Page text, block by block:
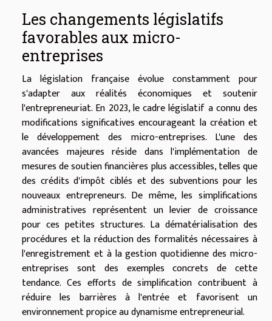
Les changements législatifs
favorables aux micro-
entreprises
La législation française évolue constamment pour
s'adapter aux réalités économiques et soutenir
l'entrepreneuriat. En 2023, le cadre législatif a connu des
modifications significatives encourageant la création et
le développement des micro-entreprises. L'une des
avancées majeures réside dans l'implémentation de
mesures de soutien financières plus accessibles, telles que
des crédits d'impôt ciblés et des subventions pour les
nouveaux entrepreneurs. De même, les simplifications
administratives représentent un levier de croissance
pour ces petites structures. La dématérialisation des
procédures et la réduction des formalités nécessaires à
l'enregistrement et à la gestion quotidienne des micro-
entreprises sont des exemples concrets de cette
tendance. Ces efforts de simplification contribuent à
réduire les barrières à l'entrée et favorisent un
environnement propice au dynamisme entrepreneurial.